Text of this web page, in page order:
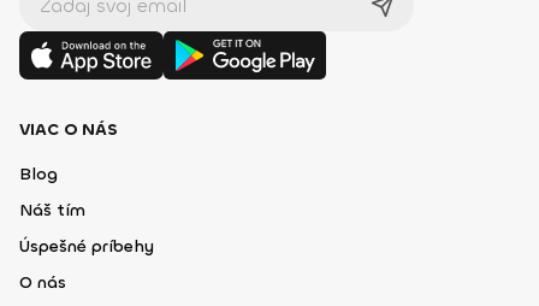
VIAC O NÁS
Blog
Náš tím
Úspešné príbehy
O nás